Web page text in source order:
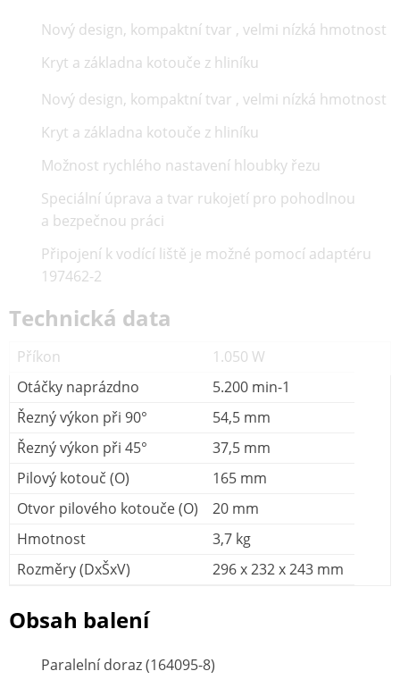
Nový design, kompaktní tvar , velmi nízká hmotnost
Kryt a základna kotouče z hliníku
Nový design, kompaktní tvar , velmi nízká hmotnost
Kryt a základna kotouče z hliníku
Možnost rychlého nastavení hloubky řezu
Speciální úprava a tvar rukojetí pro pohodlnou
a bezpečnou práci
Připojení k vodící liště je možné pomocí adaptéru
197462-2
Technická data
Příkon
1.050 W
Otáčky naprázdno
5.200 min-1
Řezný výkon při 90°
54,5 mm
Řezný výkon při 45°
37,5 mm
Pilový kotouč (O)
165 mm
Otvor pilového kotouče (O)
20 mm
Hmotnost
3,7 kg
Rozměry (DxŠxV)
296 x 232 x 243 mm
Obsah balení
Paralelní doraz (164095-8)